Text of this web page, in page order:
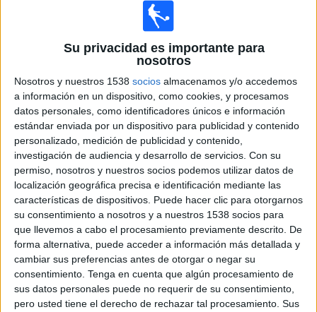
Su privacidad es importante para
nosotros
Nosotros y nuestros 1538 socios almacenamos y/o accedemos
a información en un dispositivo, como cookies, y procesamos
datos personales, como identificadores únicos e información
estándar enviada por un dispositivo para publicidad y contenido
personalizado, medición de publicidad y contenido,
investigación de audiencia y desarrollo de servicios. Con su
permiso, nosotros y nuestros socios podemos utilizar datos de
localización geográfica precisa e identificación mediante las
características de dispositivos. Puede hacer clic para otorgarnos
su consentimiento a nosotros y a nuestros 1538 socios para
que llevemos a cabo el procesamiento previamente descrito. De
forma alternativa, puede acceder a información más detallada y
cambiar sus preferencias antes de otorgar o negar su
consentimiento. Tenga en cuenta que algún procesamiento de
sus datos personales puede no requerir de su consentimiento,
pero usted tiene el derecho de rechazar tal procesamiento. Sus
DAZN App Gratis (Ver gratis)
Domingo, 23/08/2026
La Liga EA Sports
FC Barcelona
M+ LALIGA (M54 O110)
Movistar Plus+ (M7): VER PARTIDO
M+ LALIGA HDR (M440 O111)
LaLiga TV Bar
Viernes, 28/08/2026
Racing Santander
Elche
DAZN LaLiga (M55 O113)
DAZN (Ver en directo)
DAZN App Gratis (Ver gratis)
LaLiga TV Bar